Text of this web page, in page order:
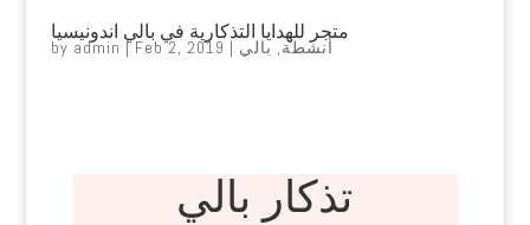
متجر للهدايا التذكارية في بالي اندونيسيا
by admin |Feb 2, 2019 | أنشطة, بالي
تذكار بالي